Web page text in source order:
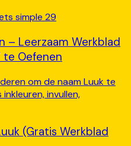
– Leerzaam Werkblad
te Oefenen
(Gratis Werkblad